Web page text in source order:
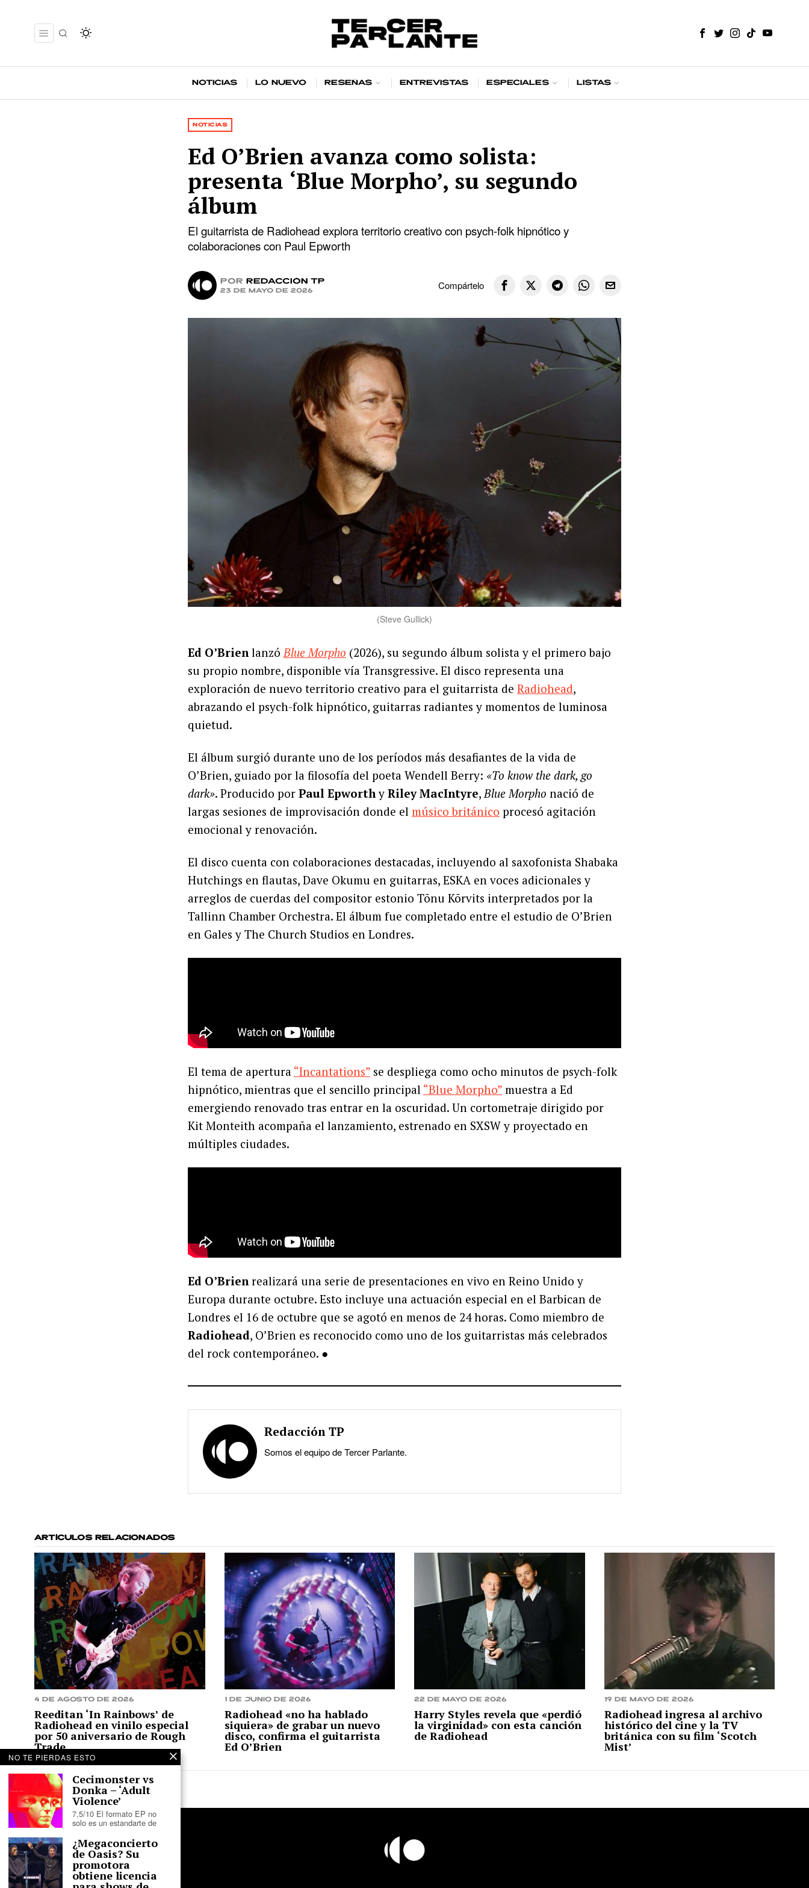
Noticias Lo nuevo Reseñas Entrevistas Especiales Listas
NOTICIAS
Ed O’Brien avanza como solista:
presenta ‘Blue Morpho’, su segundo
álbum
El guitarrista de Radiohead explora territorio creativo con psych-folk hipnótico y
colaboraciones con Paul Epworth
por Redacción TP
23 de mayo de 2026 Compártelo
(Steve Gullick)
Ed O’BrienlanzóBlue Morpho (2026), su segundo álbum solista y el primero bajo
su propio nombre, disponible vía Transgressive. El disco representa una
exploración de nuevo territorio creativo para el guitarrista de Radiohead,
abrazando el psych-folk hipnótico, guitarras radiantes y momentos de luminosa
quietud.
El álbum surgió durante uno de los períodos más desafiantes de la vida de
O’Brien, guiado por la filosofía del poeta Wendell Berry: «To know the dark, go
dark». Producido por Paul Epworthy Riley MacIntyre,Blue Morpho nació de
largas sesiones de improvisación donde el músico británico procesó agitación
emocional y renovación.
El disco cuenta con colaboraciones destacadas, incluyendo al saxofonista Shabaka
Hutchings en flautas, Dave Okumu en guitarras, ESKA en voces adicionales y
arreglos de cuerdas del compositor estonio Tõnu Kõrvits interpretados por la
Tallinn Chamber Orchestra. El álbum fue completado entre el estudio de O’Brien
en Gales y The Church Studios en Londres.
El tema de apertura “Incantations” se despliega como ocho minutos de psych-folk
hipnótico, mientras que el sencillo principal “Blue Morpho” muestra a Ed
emergiendo renovado tras entrar en la oscuridad. Un cortometraje dirigido por
Kit Monteith acompaña el lanzamiento, estrenado en SXSW y proyectado en
múltiples ciudades.
Ed O’Brienrealizará una serie de presentaciones en vivo en Reino Unido y
Europa durante octubre. Esto incluye una actuación especial en el Barbican de
Londres el 16 de octubre que se agotó en menos de 24 horas. Como miembro de
Radiohead, O’Brien es reconocido como uno de los guitarristas más celebrados
del rock contemporáneo. ●
Redacción TP
Somos el equipo de Tercer Parlante.
ARTÍCULOS RELACIONADOS
4 de agosto de 2026
Reeditan ‘In Rainbows’ de
Radiohead en vinilo especial
por 50 aniversario de Rough
Trade
1 de junio de 2026
Radiohead «no ha hablado
siquiera» de grabar un nuevo
disco, confirma el guitarrista
Ed O’Brien
22 de mayo de 2026
Harry Styles revela que «perdió
la virginidad» con esta canción
de Radiohead
19 de mayo de 2026
Radiohead ingresa al archivo
histórico del cine y la TV
británica con su film ‘Scotch
Mist’
NO TE PIERDAS ESTO
Cecimonster vs
Donka – ‘Adult
Violence’
7,5/10 El formato EP no
solo es un estandarte de
¿Megaconcierto
de Oasis? Su
promotora
obtiene licencia